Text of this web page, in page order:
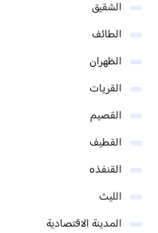
الشقيق
الطائف
الظهران
القريات
القصيم
القطيف
القنفذه
الليث
المدينة الاقتصادية